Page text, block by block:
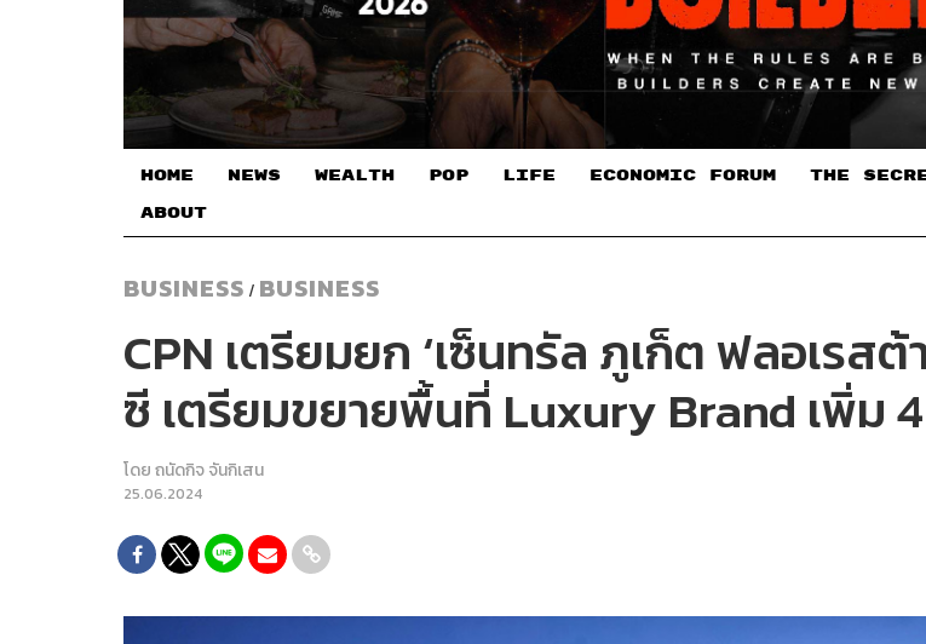
HOME NEWS WEALTH POP LIFE ECONOMIC FORUM THE
ABOUT
BUSINESS / BUSINESS
CPN เตรียมยก ‘เซ็นทรัล ภูเก็ต ฟลอเรสต้
ซี เตรียมขยายพื้นที่ Luxury Brand เพิ่ม 4
โดยถนัดกิจ จันกิเสน
25.06.2024